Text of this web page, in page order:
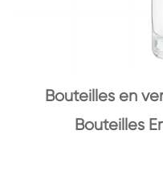
Bouteilles en
Bouteilles